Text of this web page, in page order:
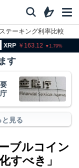
ステーキング利率比較
BNB
す
と見る
ブルコイン
すべき」